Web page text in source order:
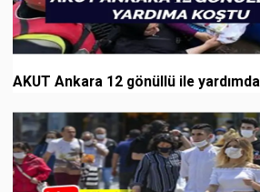
AKUT Ankara 12 gönüllü ile yardımda